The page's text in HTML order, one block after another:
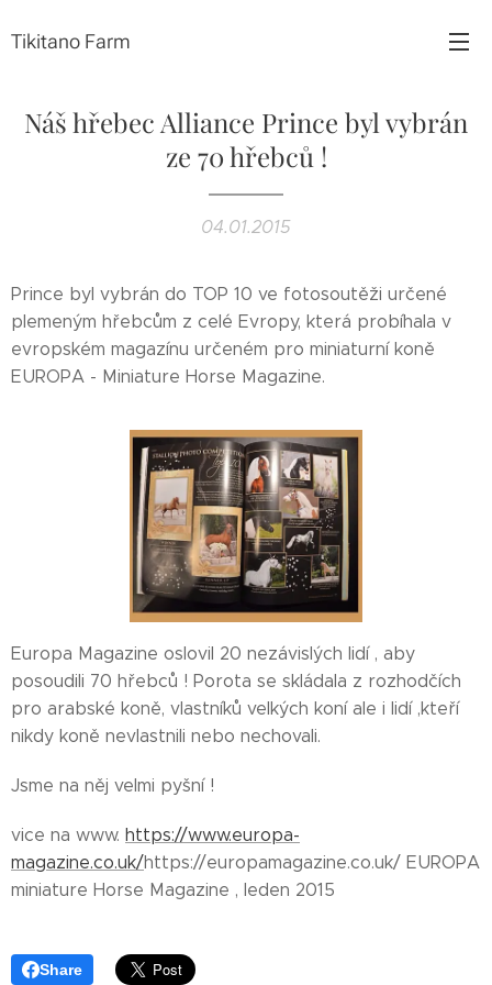
Tikitano Farm
Náš hřebec Alliance Prince byl vybrán
ze 70 hřebců !
04.01.2015
Prince byl vybrán do TOP 10 ve fotosoutěži určené
plemeným hřebcům z celé Evropy, která probíhala v
evropském magazínu určeném pro miniaturní koně
EUROPA - Miniature Horse Magazine.
Europa Magazine oslovil 20 nezávislých lidí , aby
posoudili 70 hřebců ! Porota se skládala z rozhodčích
pro arabské koně, vlastníků velkých koní ale i lidí ,kteří
nikdy koně nevlastnili nebo nechovali.
Jsme na něj velmi pyšní !
vice na www. https://www.europa-
magazine.co.uk/https://europamagazine.co.uk/ EUROPA
miniature Horse Magazine , leden 2015
Share